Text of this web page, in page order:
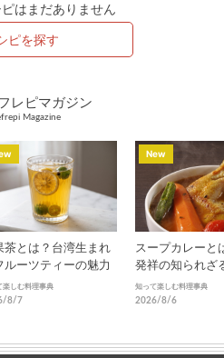
はまだありません
ピを探す
レピマガジン
Magazine
茶とは？台湾生まれ
ルーツティーの魅力
楽しむ料理事典
8/7
スープカレーと
発祥の知られざ
進化
知って楽しむ料理事典
2026/8/6
New